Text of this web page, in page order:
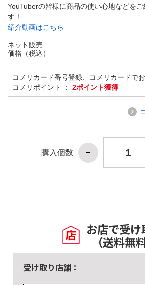
YouTuberの皆様に商品の使い心地などを
す！
紹介動画はこちら
ネット販売
価格（税込）
コメリカード番号登録、コメリカードで
コメリポイント ： 2ポイント獲得
購入個数
お店で受け
（送料無
受け取り店舗：